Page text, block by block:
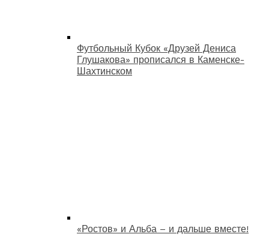
Футбольный Кубок «Друзей Дениса
Глушакова» прописался в Каменске-
Шахтинском
«Ростов» и Альба – и дальше вместе!